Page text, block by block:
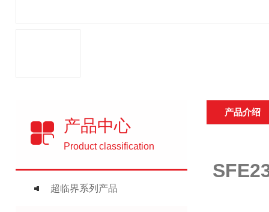
产品中心
Product classification
超临界系列产品
产品介绍